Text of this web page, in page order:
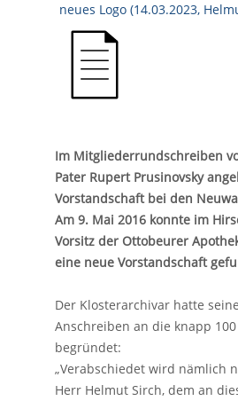
Im Mitgliederrundschreiben
Pater Rupert Prusinovsky
Vorstandschaft bei den
Am 9. Mai 2016 konnte im
Vorsitz der Ottobeurer
eine neue Vorstandschaft
Der Klosterarchivar hatte
Anschreiben an die knapp
begründet:
„Verabschiedet wird nämlich
Herr Helmut Sirch, dem an